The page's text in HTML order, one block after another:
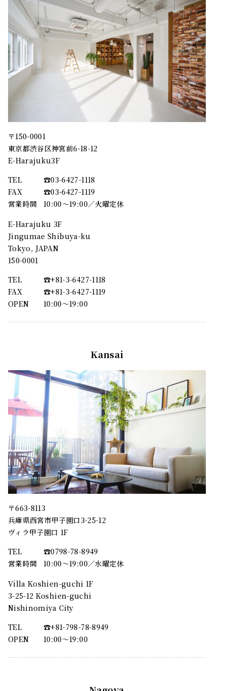
〒150-0001
東京都渋谷区神宮前6-18-12
E-Harajuku3F
TEL
☎︎03-6427-1118
FAX
☎︎03-6427-1119
営業時間
10:00～19:00／火曜定休
E-Harajuku 3F
Jingumae Shibuya-ku
Tokyo, JAPAN
150-0001
TEL
☎︎+81-3-6427-1118
FAX
☎︎+81-3-6427-1119
OPEN
10:00〜19:00
Kansai
〒663-8113
兵庫県西宮市甲子園口3-25-12
ヴィラ甲子園口 1F
TEL
☎︎0798-78-8949
営業時間
10:00～19:00／水曜定休
Villa Koshien-guchi 1F
3-25-12 Koshien-guchi
Nishinomiya City
TEL
☎︎+81-798-78-8949
OPEN
10:00〜19:00